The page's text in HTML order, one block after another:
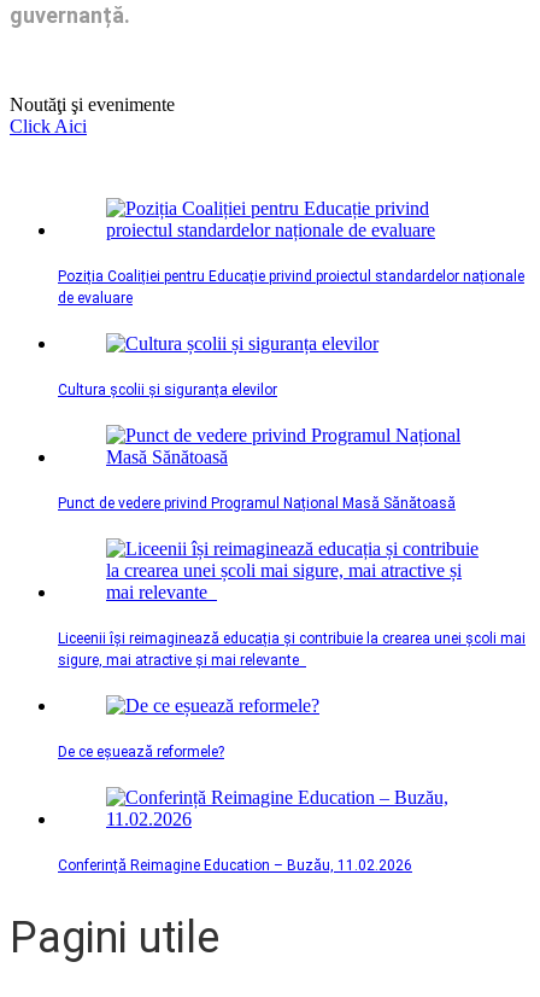
guvernanță.
Noutăţi şi evenimente
Click Aici
Poziția Coaliției pentru Educație privind proiectul standardelor naționale
de evaluare
Cultura școlii și siguranța elevilor
Punct de vedere privind Programul Național Masă Sănătoasă
Liceenii își reimaginează educația și contribuie la crearea unei școli mai
sigure, mai atractive și mai relevante
De ce eșuează reformele?
Conferință Reimagine Education – Buzău, 11.02.2026
Pagini utile